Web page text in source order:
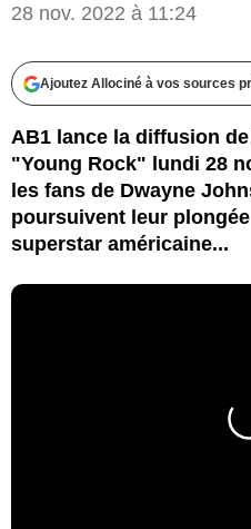
28 nov. 2022 à 11:24
Ajoutez Allociné à vos sources
AB1 lance la diffusion
"Young Rock" lundi 28
les fans de Dwayne
poursuivent leur
superstar américaine...